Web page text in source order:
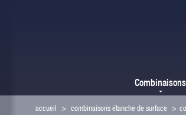
Combinaisons
accueil > combinaisons étanche de surface >